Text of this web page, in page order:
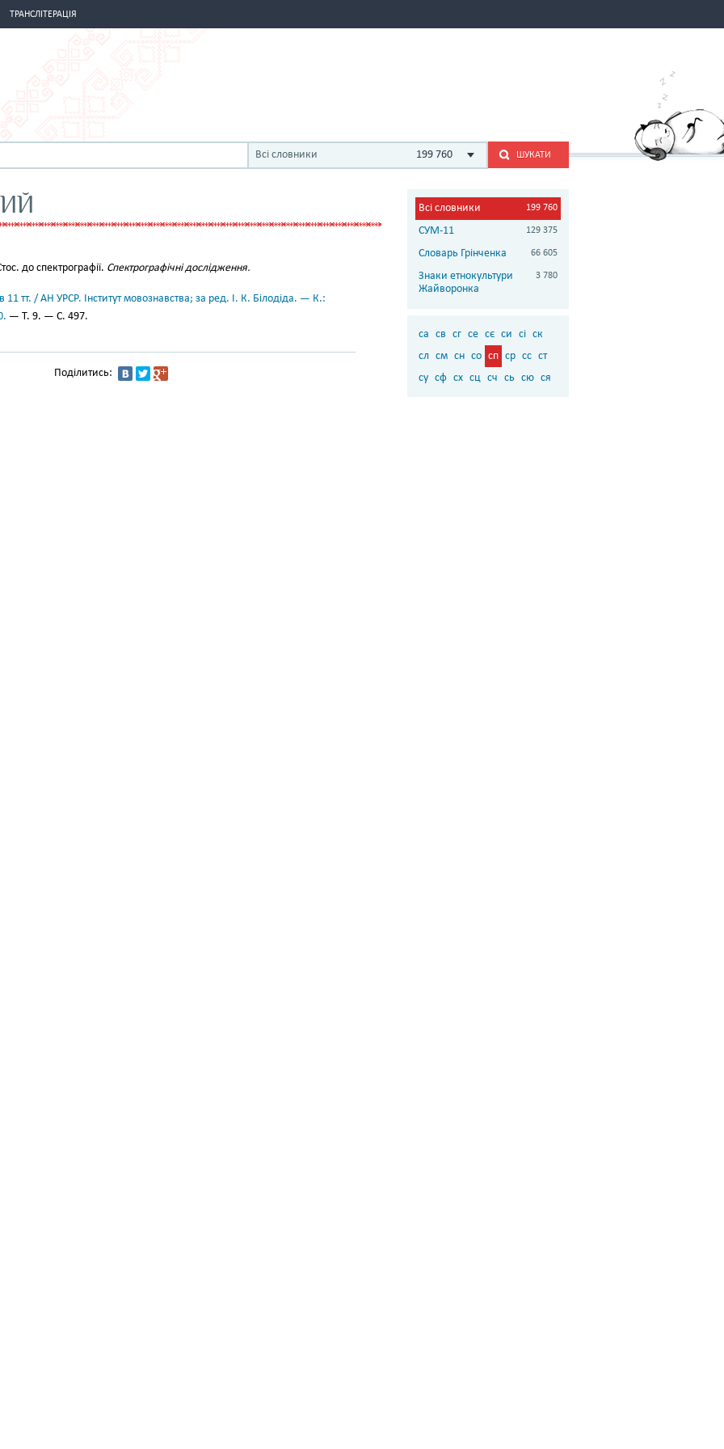
ТРАНСЛІТЕРАЦІЯ
Всі словники 199 760 ШУКАТИ
до спектрографії. Спектрографічні дослідження.
11 тт. / АН УРСР. Інститут мовознавства; за ред. І. К. Білодіда. — К.:
— Т. 9. — С. 497.
Поділитись:
Всі словники 199 760
СУМ-11 129 375
Словарь Грінченка 66 605
Знаки етнокультури
Жайворонка
3 780
са св сг се сє си сі ск
сл см сн со сп ср сс ст
су сф сх сц сч сь сю ся